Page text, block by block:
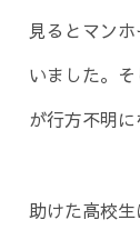
見るとマン
いました。
が行方不明
助けた高校